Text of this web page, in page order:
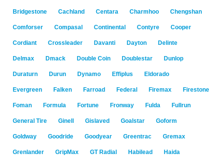
Bridgestone Cachland Centara Charmhoo Chengshan
Comforser Compasal Continental Contyre Cooper
Cordiant Crossleader Davanti Dayton Delinte
Delmax Dmack Double Coin Doublestar Dunlop
Duraturn Durun Dynamo Effiplus Eldorado
Evergreen Falken Farroad Federal Firemax Firestone
Foman Formula Fortune Fronway Fulda Fullrun
General Tire Ginell Gislaved Goalstar Goform
Goldway Goodride Goodyear Greentrac Gremax
Grenlander GripMax GT Radial Habilead Haida